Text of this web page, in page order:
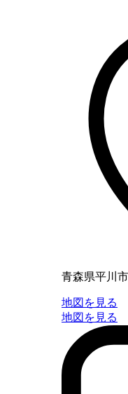
青森県平川
地図を見る
地図を見る